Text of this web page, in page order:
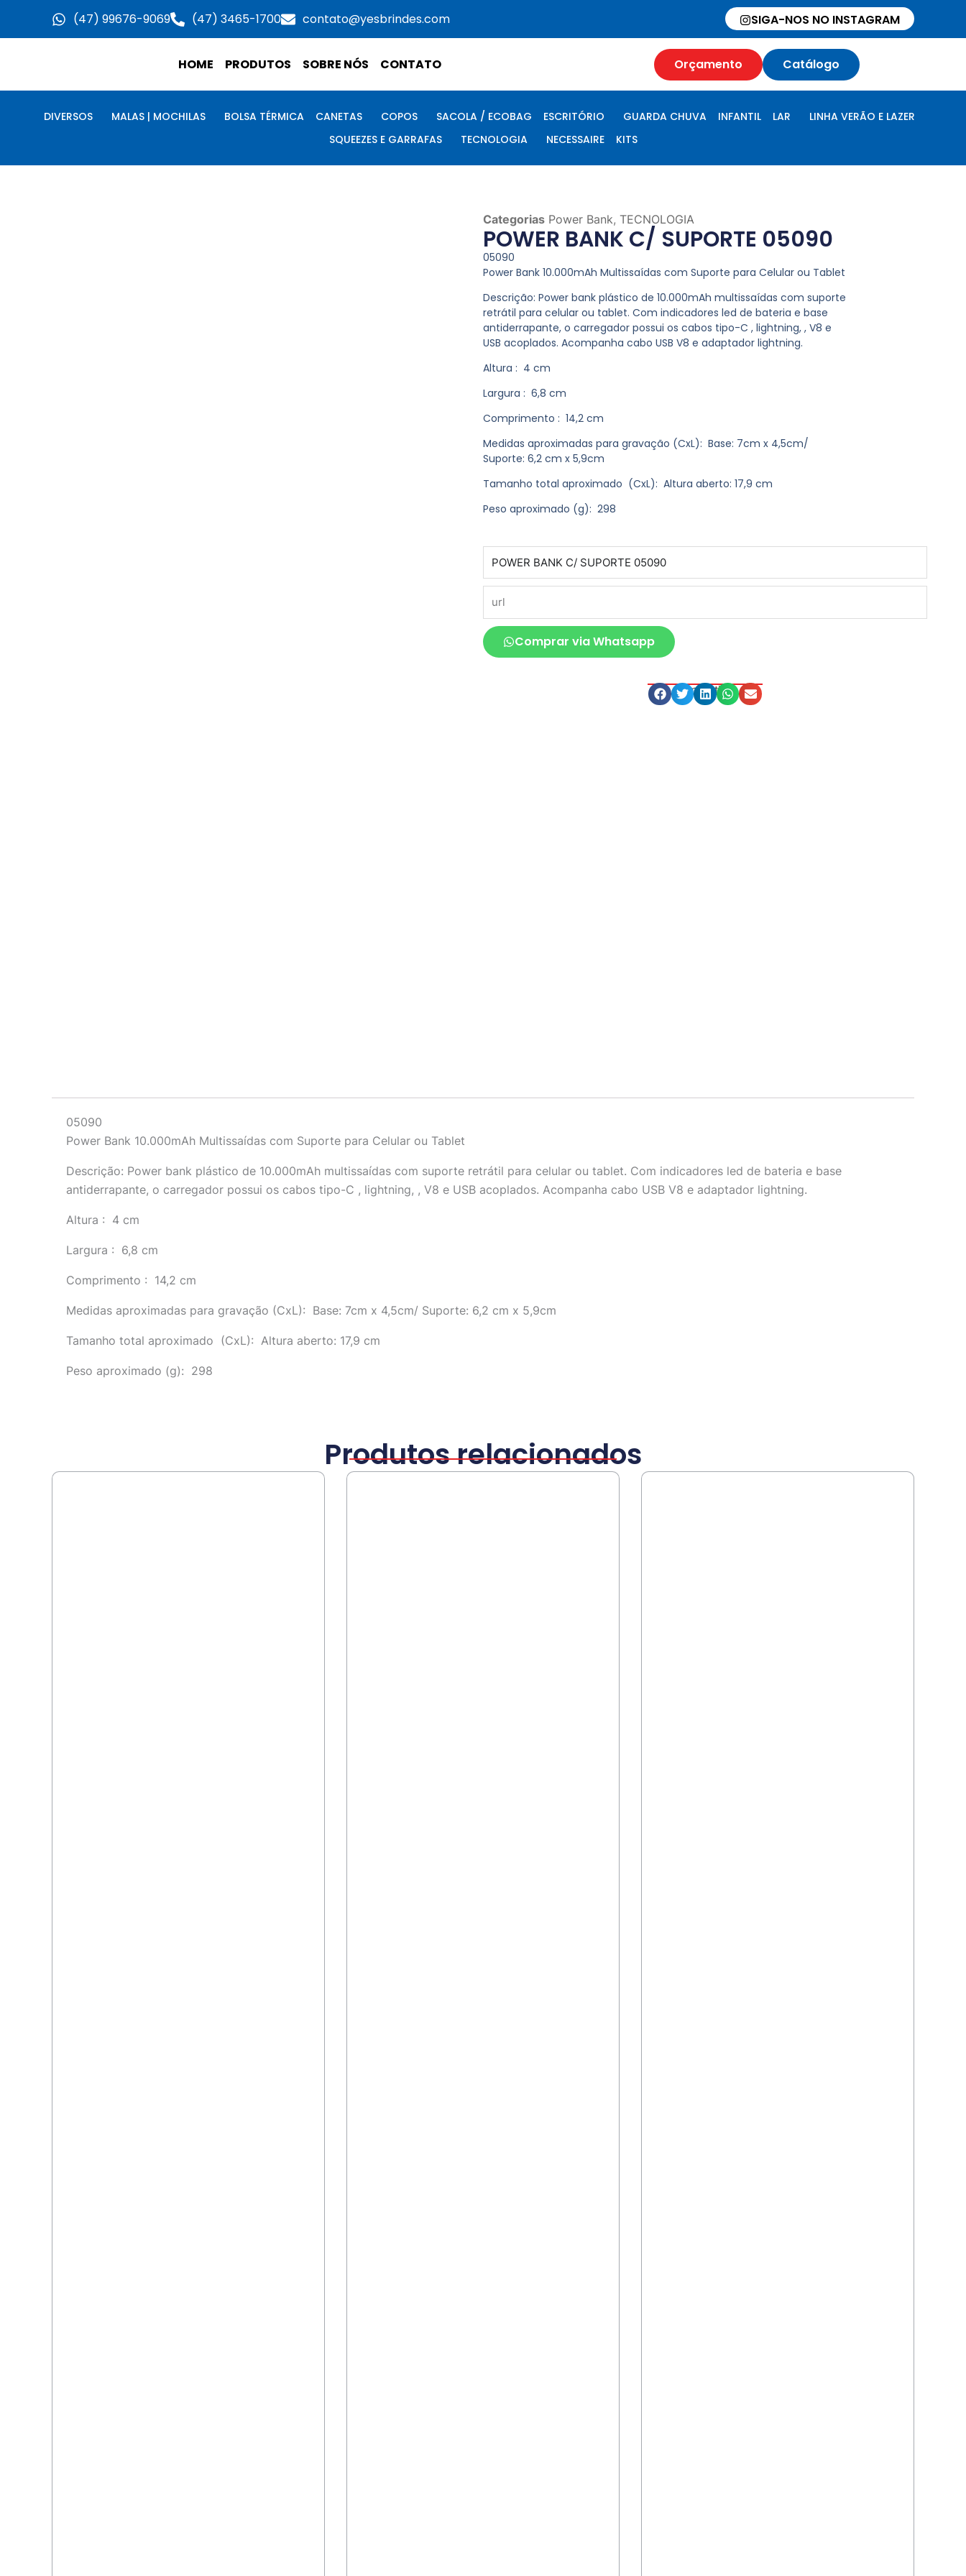
(47) 99676-9069 (47) 3465-1700 contato@yesbrindes.com SIGA-NOS NO INSTAGRAM
HOME PRODUTOS SOBRE NÓS CONTATO Orçamento Catálogo
DIVERSOS MALAS | MOCHILAS BOLSA TÉRMICA CANETAS COPOS SACOLA / ECOBAG ESCRITÓRIO GUARDA CHUVA INFANTIL LAR
LINHA VERÃO E LAZER
SQUEEZES E GARRAFAS
TECNOLOGIA NECESSAIRE KITS
Categorias Power Bank, TECNOLOGIA
POWER BANK C/ SUPORTE 05090
05090
Power Bank 10.000mAh Multissaídas com Suporte para Celular ou Tablet
Descrição: Power bank plástico de 10.000mAh multissaídas com suporte
retrátil para celular ou tablet. Com indicadores led de bateria e base
antiderrapante, o carregador possui os cabos tipo-C , lightning, , V8 e
USB acoplados. Acompanha cabo USB V8 e adaptador lightning.
Altura : 4 cm
Largura : 6,8 cm
Comprimento : 14,2 cm
Medidas aproximadas para gravação (CxL): Base: 7cm x 4,5cm/
Suporte: 6,2 cm x 5,9cm
Tamanho total aproximado (CxL): Altura aberto: 17,9 cm
Peso aproximado (g): 298
Comprar via Whatsapp
Compartilhe
05090
Power Bank 10.000mAh Multissaídas com Suporte para Celular ou Tablet
Descrição: Power bank plástico de 10.000mAh multissaídas com suporte retrátil para celular ou tablet. Com indicadores led de bateria e base
antiderrapante, o carregador possui os cabos tipo-C , lightning, , V8 e USB acoplados. Acompanha cabo USB V8 e adaptador lightning.
Altura : 4 cm
Largura : 6,8 cm
Comprimento : 14,2 cm
Medidas aproximadas para gravação (CxL): Base: 7cm x 4,5cm/ Suporte: 6,2 cm x 5,9cm
Tamanho total aproximado (CxL): Altura aberto: 17,9 cm
Peso aproximado (g): 298
Produtos relacionados